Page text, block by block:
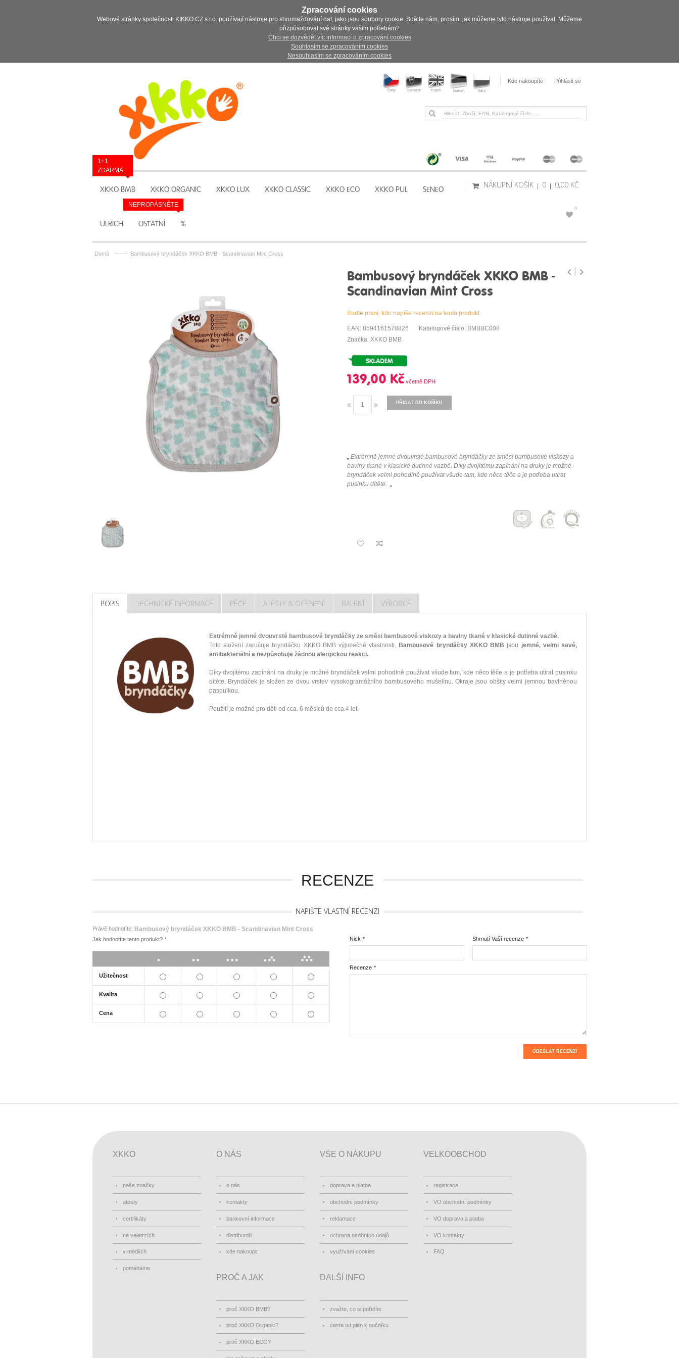
Zpracování cookies
Webové stránky společnosti KIKKO CZ s.r.o. používají nástroje pro shromažďování dat, jako jsou soubory cookie. Sdělte nám, prosím, jak můžeme tyto nástroje používat. Můžeme
přizpůsobovat své stránky vašim potřebám?
Chci se dozvědět víc informací o zpracování cookies
Souhlasím se zpracováním cookies
Nesouhlasím se zpracováním cookies
Kde nakoupíte Přihlásit se
XKKO BMB
1+1
ZDARMA
XKKO ORGANIC XKKO LUX XKKO CLASSIC XKKO ECO XKKO PUL SENEO
ULRICH OSTATNÍ %
NEPROPÁSNĚTE
NÁKUPNÍ KOŠÍK 0 0,00 KČ
0
Domů —— Bambusový bryndáček XKKO BMB - Scandinavian Mint Cross
Bambusový bryndáček XKKO BMB -
Scandinavian Mint Cross
Buďte první, kdo napíše recenzi na tento produkt
EAN: 8594161578826
Katalogové číslo: BMBBC008
Značka: XKKO BMB
139,00 Kč
PŘIDAT DO KOŠÍKU
„ Extrémně jemné dvouvrsté bambusové bryndáčky ze směsi bambusové viskozy a
bavlny tkané v klasické dutinné vazbě. Díky dvojitému zapínání na druky je možné
bryndáček velmi pohodlně používat všude tam, kde něco těče a je potřeba utírat
pusinku dítěte. „
POPIS TECHNICKÉ INFORMACE PÉČE ATESTY & OCENĚNÍ BALENÍ VÝROBCE
Extrémně jemné dvouvrsté bambusové bryndáčky ze směsi bambusové viskozy a bavlny tkané v klasické dutinné vazbě.
Toto složení zaručuje bryndáčku XKKO BMB výjimečné vlastnosti.Bambusové bryndáčky XKKO BMB jsou jemné, velmi savé,
antibakteriální a nezpůsobuje žádnou alergickou reakci.
Díky dvojitému zapínání na druky je možné bryndáček velmi pohodlně používat všude tam, kde něco těče a je potřeba utírat pusinku
dítěte. Bryndáček je složen ze dvou vrstev vysokogramážního bambusového mušelínu. Okraje jsou obšity velmi jemnou bavlněnou
paspulkou.
Použití je možné pro děti od cca. 6 měsíců do cca.4 let.
RECENZE
NAPIŠTE VLASTNÍ RECENZI
Právě hodnotíte: Bambusový bryndáček XKKO BMB - Scandinavian Mint Cross
Jak hodnotíte tento produkt? *
Užitečnost
Kvalita
Cena
*
Nick *
Shrnutí Vaší recenze
*
Recenze
ODESLAT RECENZI
XKKO
naše značky
atesty
certifikáty
na veletrzích
v médiích
pomáháme
O NÁS
o nás
kontakty
bankovní informace
distributoři
kde nakoupit
VŠE O NÁKUPU
doprava a platba
obchodní podmínky
reklamace
ochrana osobních údajů
využívání cookies
VELKOOBCHOD
registrace
VO obchodní podmínky
VO doprava a platba
VO kontakty
FAQ
PROČ A JAK
proč XKKO BMB?
proč XKKO Organic?
proč XKKO ECO?
DALŠÍ INFO
zvažte, co si pořídíte
cesta od plen k nočníku